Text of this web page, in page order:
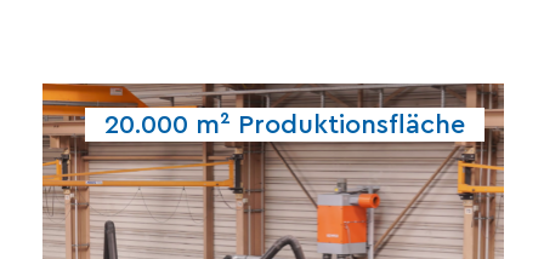
20.000 m² Produktionsfläche
Dank modernster Technik und
optimaler Raumnutzung können
wir sowohl kleine als auch große
Projekte flexibel und zeitnah
realisieren.